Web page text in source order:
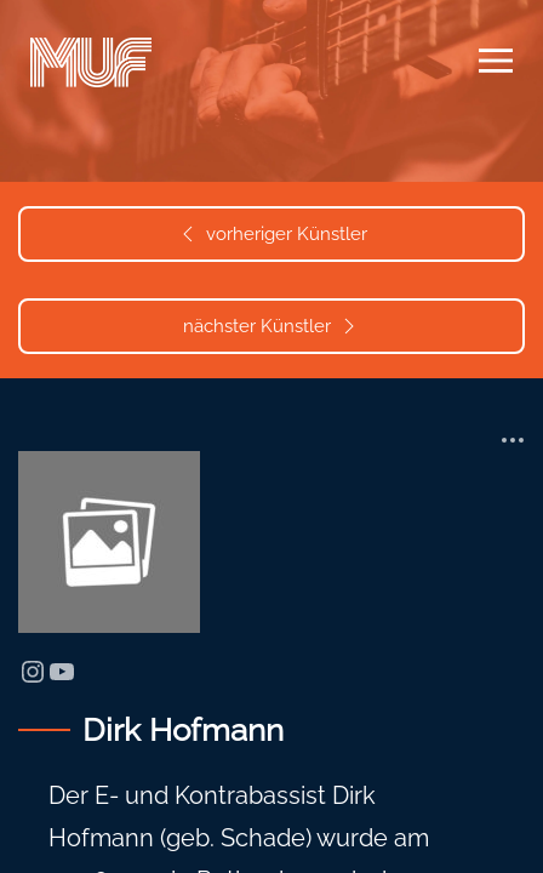
Zum Hauptinhalt springen
vorheriger Künstler
nächster Künstler
InstagramYouTube
Dirk Hofmann
Der E- und Kontrabassist Dirk
Hofmann (geb. Schade) wurde am